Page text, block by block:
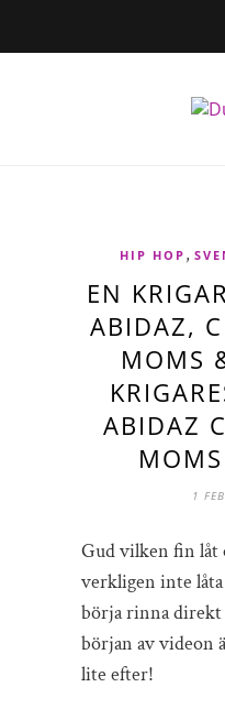
HIP HOP ,
EN
ABIDAZ,
MOMS
ABIDAZ
1
Gud vilken fin låt
verkligen inte
börja rinna direkt
början av videon
lite efter!